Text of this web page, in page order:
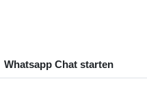
Whatsapp Chat starten